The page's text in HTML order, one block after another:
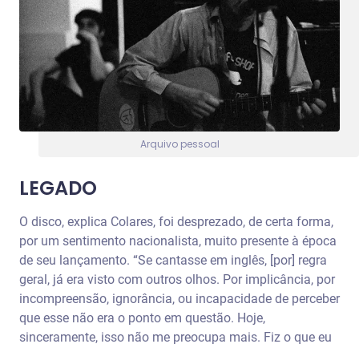
Arquivo pessoal
LEGADO
O disco, explica Colares, foi desprezado, de certa forma,
por um sentimento nacionalista, muito presente à época
de seu lançamento. “Se cantasse em inglês, [por] regra
geral, já era visto com outros olhos. Por implicância, por
incompreensão, ignorância, ou incapacidade de perceber
que esse não era o ponto em questão. Hoje,
sinceramente, isso não me preocupa mais. Fiz o que eu